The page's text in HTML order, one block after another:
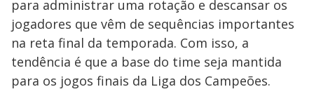
para administrar uma rotação e descansar os
jogadores que vêm de sequências importantes
na reta final da temporada. Com isso, a
tendência é que a base do time seja mantida
para os jogos finais da Liga dos Campeões.